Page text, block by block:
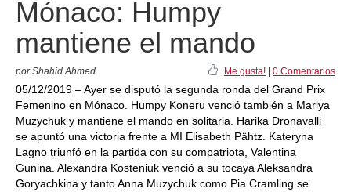
Mónaco: Humpy
mantiene el mando
por Shahid Ahmed Me gusta! 0 Comentarios
05/12/2019 – Ayer se disputó la segunda ronda del Grand Prix
Femenino en Mónaco. Humpy Koneru venció también a Mariya
Muzychuk y mantiene el mando en solitaria. Harika Dronavalli
se apuntó una victoria frente a MI Elisabeth Pähtz. Kateryna
Lagno triunfó en la partida con su compatriota, Valentina
Gunina. Alexandra Kosteniuk venció a su tocaya Aleksandra
Goryachkina y tanto Anna Muzychuk como Pia Cramling se